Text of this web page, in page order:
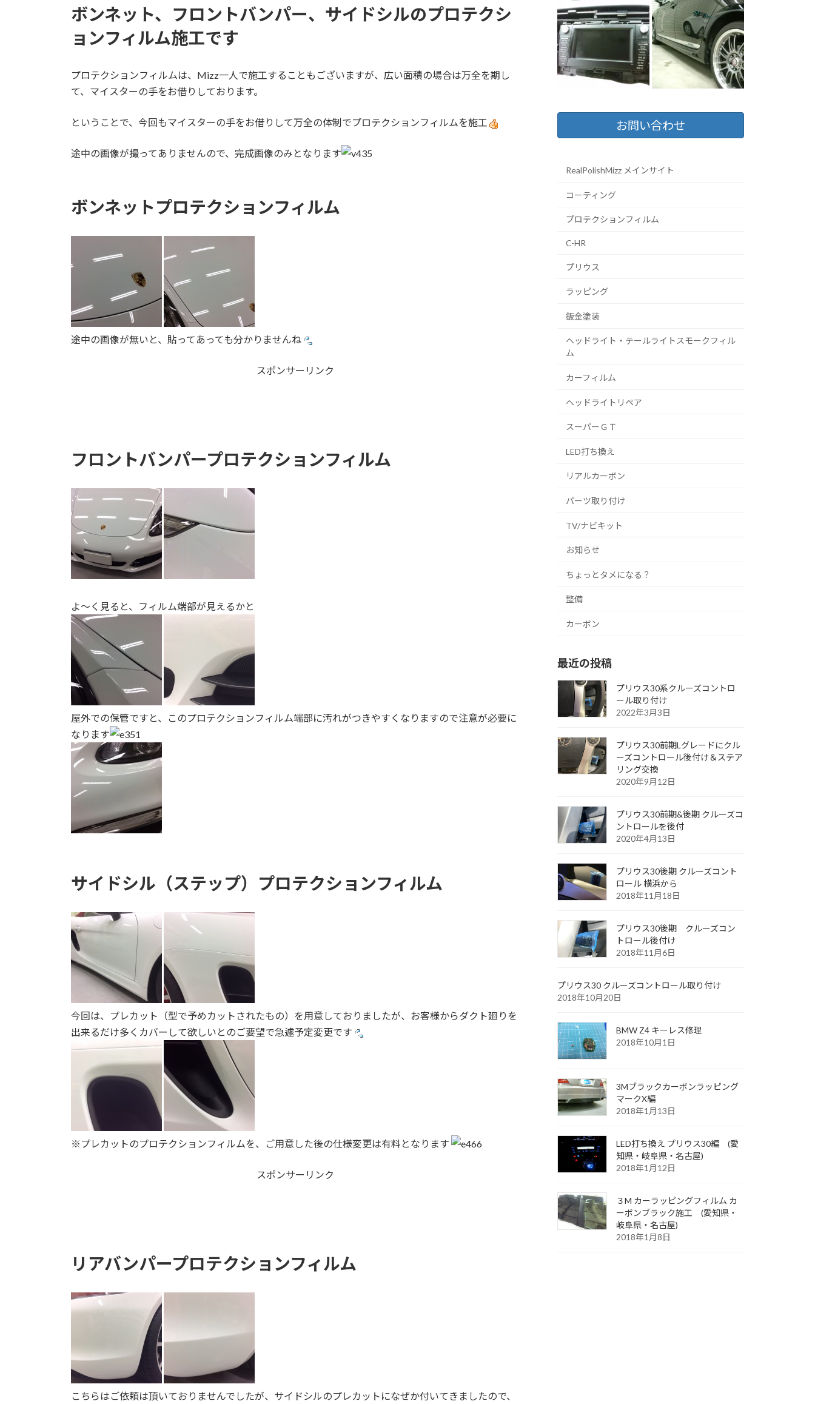
ボンネット、フロントバンパー、サイドシルのプロテクシ
ョンフィルム施工です
プロテクションフィルムは、Mizz一人で施工することもございますが、広い面積の場合は万全を期し
て、マイスターの手をお借りしております。
ということで、今回もマイスターの手をお借りして万全の体制でプロテクションフィルムを施工
途中の画像が撮ってありませんので、完成画像のみとなります
ボンネットプロテクションフィルム
途中の画像が無いと、貼ってあっても分かりませんね
スポンサーリンク
フロントバンパープロテクションフィルム
よ～く見ると、フィルム端部が見えるかと
屋外での保管ですと、このプロテクションフィルム端部に汚れがつきやすくなりますので注意が必要に
なります
サイドシル（ステップ）プロテクションフィルム
今回は、プレカット（型で予めカットされたもの）を用意しておりましたが、お客様からダクト廻りを
出来るだけ多くカバーして欲しいとのご要望で急遽予定変更です
※プレカットのプロテクションフィルムを、ご用意した後の仕様変更は有料となります
スポンサーリンク
リアバンパープロテクションフィルム
こちらはご依頼は頂いておりませんでしたが、サイドシルのプレカットになぜか付いてきましたので、
お問い合わせ
RealPolishMizz メインサイト
コーティング
プロテクションフィルム
C-HR
プリウス
ラッピング
鈑金塗装
ヘッドライト・テールライトスモークフィル
ム
カーフィルム
ヘッドライトリペア
スーパーＧＴ
LED打ち換え
リアルカーボン
パーツ取り付け
TV/ナビキット
お知らせ
ちょっとタメになる？
整備
カーボン
最近の投稿
プリウス30系クルーズコントロ
ール取り付け
2022年3月3日
プリウス30前期Lグレードにクル
ーズコントロール後付け＆ステア
リング交換
2020年9月12日
プリウス30前期&後期 クルーズコ
ントロールを後付
2020年4月13日
プリウス30後期 クルーズコント
ロール 横浜から
2018年11月18日
プリウス30後期 クルーズコン
トロール後付け
2018年11月6日
プリウス30 クルーズコントロール取り付け
2018年10月20日
BMW Z4 キーレス修理
2018年10月1日
3Mブラックカーボンラッピング
マークX編
2018年1月13日
LED打ち換え プリウス30編 (愛
知県・岐阜県・名古屋)
2018年1月12日
３M カーラッピングフィルム カ
ーボンブラック施工 (愛知県・
岐阜県・名古屋)
2018年1月8日